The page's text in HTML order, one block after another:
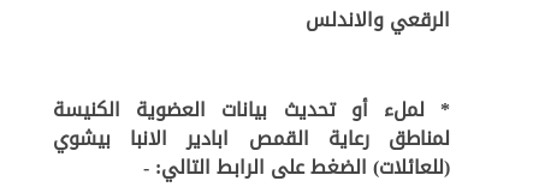
الرقعي والاندلس
* لملء أو تحديث بيانات العضوية الكنيسة
لمناطق رعاية القمص ابادير الانبا بيشوي
(للعائلات) الضغط على الرابط التالي: -